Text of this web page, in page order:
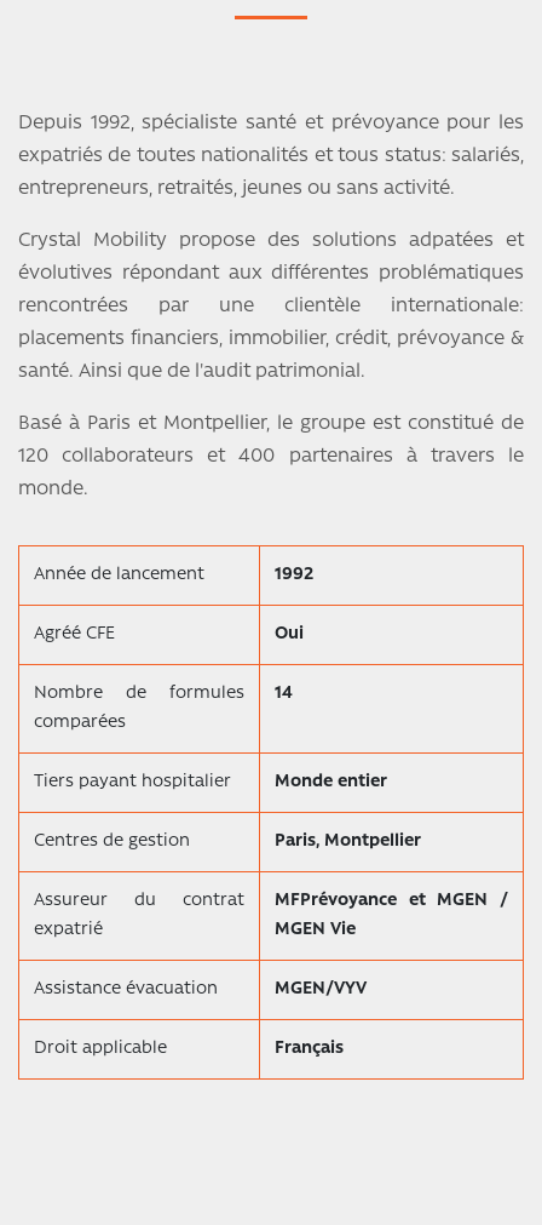
Depuis 1992, spécialiste santé et prévoyance pour les
expatriés de toutes nationalités et tous status: salariés,
entrepreneurs, retraités, jeunes ou sans activité.
Crystal Mobility propose des solutions adpatées et
évolutives répondant aux différentes problématiques
rencontrées par une clientèle internationale:
placements financiers, immobilier, crédit, prévoyance &
santé. Ainsi que de l'audit patrimonial.
Basé à Paris et Montpellier, le groupe est constitué de
120 collaborateurs et 400 partenaires à travers le
monde.
Année de lancement 1992
Agréé CFE Oui
Nombre de formules
comparées
14
Tiers payant hospitalier Monde entier
Centres de gestion Paris, Montpellier
Assureur du contrat
expatrié
MFPrévoyance et MGEN /
MGEN Vie
Assistance évacuation MGEN/VYV
Droit applicable Français